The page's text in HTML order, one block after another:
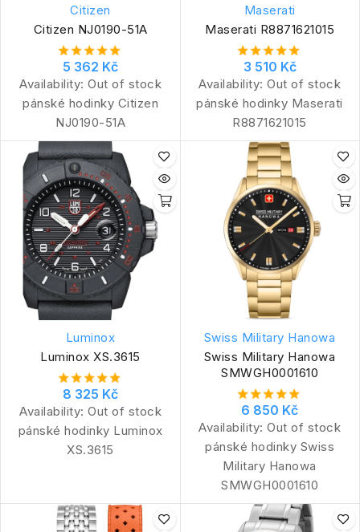
Citizen
Citizen NJ0190-51A
5 362 Kč
Availability: Out of stock
pánské hodinky Citizen
NJ0190-51A
Maserati
Maserati R8871621015
3 510 Kč
Availability: Out of stock
pánské hodinky Maserati
R8871621015
Luminox
Luminox XS.3615
8 325 Kč
Availability: Out of stock
pánské hodinky Luminox
XS.3615
Swiss Military Hanowa
Swiss Military Hanowa
SMWGH0001610
6 850 Kč
Availability: Out of stock
pánské hodinky Swiss
Military Hanowa
SMWGH0001610